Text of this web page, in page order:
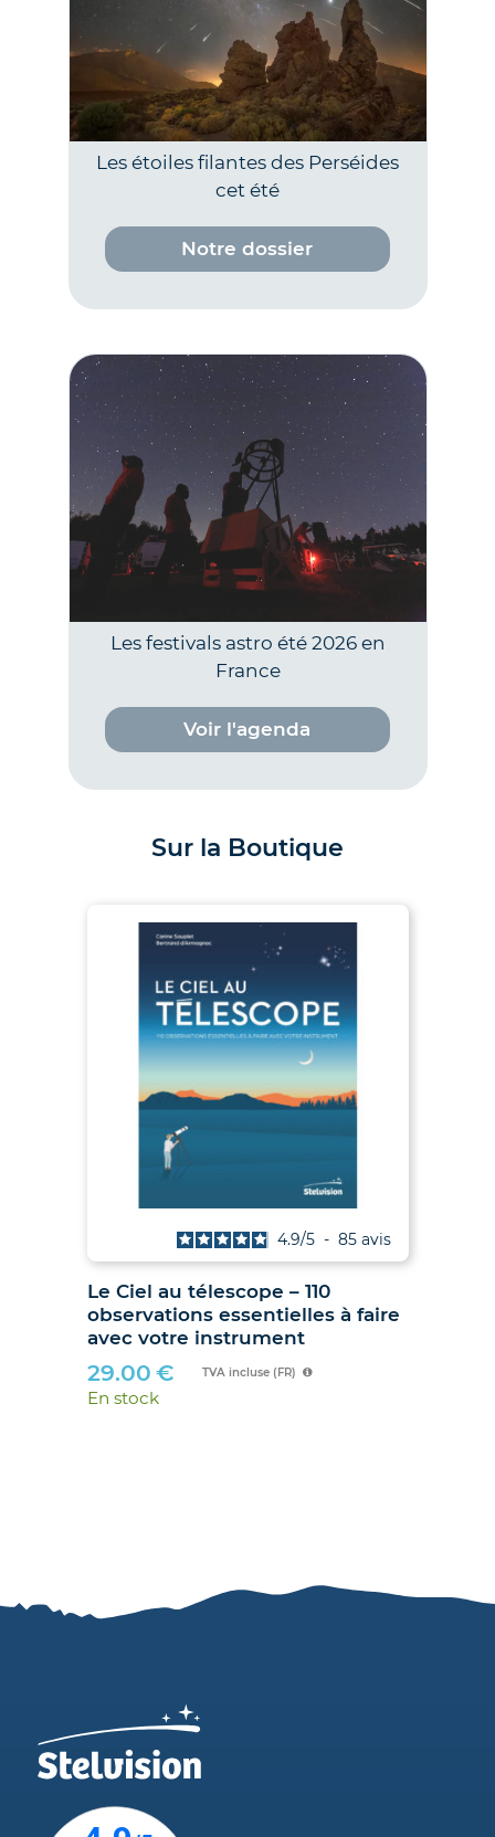
Les étoiles filantes des Perséides
cet été
Notre dossier
Les festivals astro été 2026 en
France
Voir l'agenda
Sur la Boutique
Le Ciel au télescope – 110
observations essentielles à faire
avec votre instrument
4.9/5 - 85 avis
29.00 € TVA incluse (FR)
En stock